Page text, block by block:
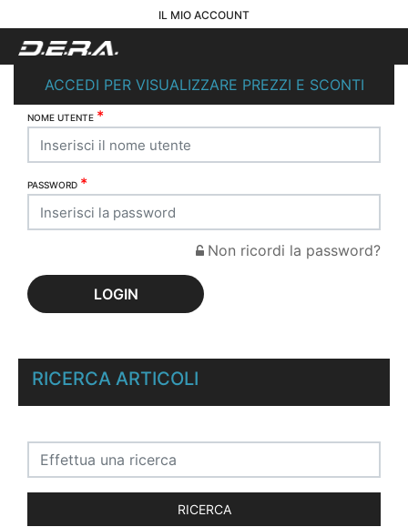
IL MIO ACCOUNT
ACCEDI PER VISUALIZZARE PREZZI E SCONTI
NOME UTENTE *
PASSWORD *
Non ricordi la password?
RICERCA ARTICOLI